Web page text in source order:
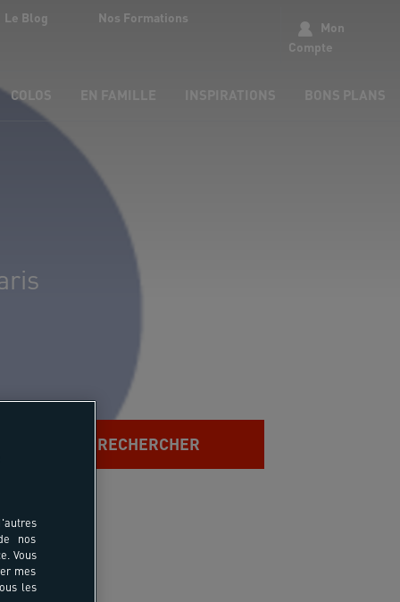
Le Blog Nos Formations
Mon
Compte
COLOS
RECHERCHER
nos
Vous
mes
les